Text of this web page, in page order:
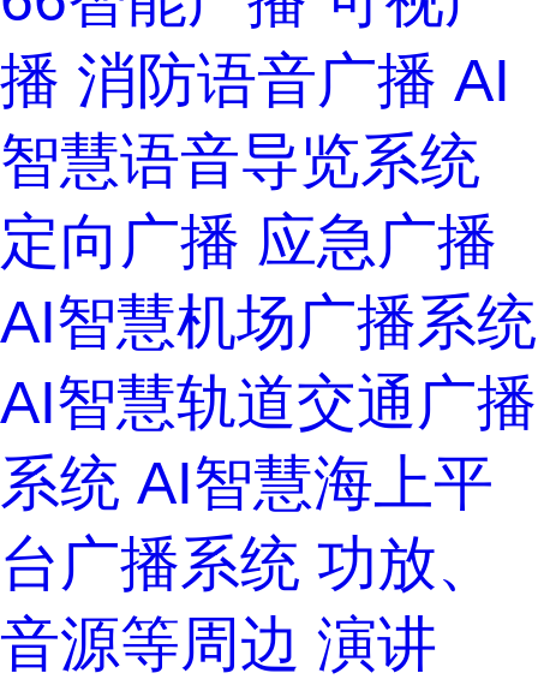
播 消防语音广播 AI
智慧语音导览系统
定向广播 应急广播
AI智慧机场广播系统
AI智慧轨道交通广播
系统 AI智慧海上平
台广播系统 功放、
音源等周边 演讲